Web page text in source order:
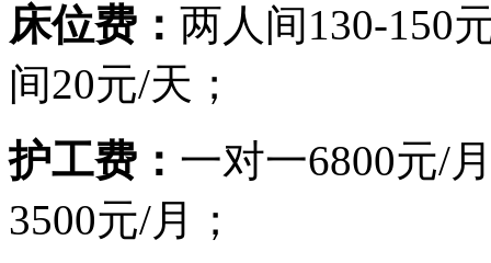
床位费： 两人间130-150
间20元/天；
护工费： 一对一6800元/
3500元/月；